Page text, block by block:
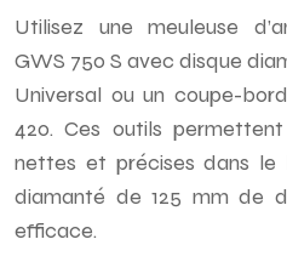
Utilisez une meuleuse
GWS 750 S avec disque
Universal ou un coupe-
420. Ces outils
nettes et précises dans le
diamanté de 125 mm de
efficace.